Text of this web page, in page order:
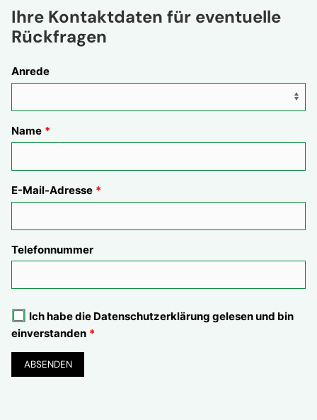
Ihre Kontaktdaten für eventuelle
Rückfragen
Anrede
Name
E-Mail-Adresse
Telefonnummer
Ich habe die Datenschutzerklärung gelesen und bin
einverstanden
ABSENDEN